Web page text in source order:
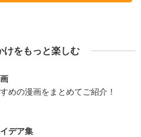
けをもっと楽しむ
めの漫画をまとめてご紹介！
デア集